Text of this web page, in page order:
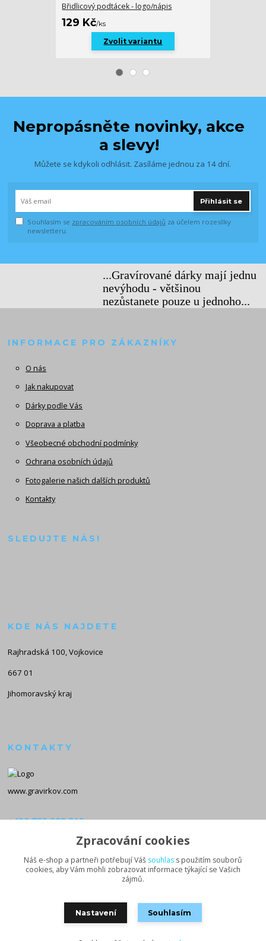
Břidlicový podtácek - logo/nápis
129 Kč/ks
Zvolit variantu
Nepropásněte novinky, akce
a slevy!
Můžete se kdykoli odhlásit. Zasíláme jednou za 14 dní.
Přihlásit se
Souhlasím se zpracováním osobních údajů za účelem rozesílky
newsletteru.
...Gravírované dárky mají jednu
nevýhodu - většinou
nezůstanete pouze u jednoho...
INFORMACE PRO ZÁKAZNÍKY
O nás
Jak nakupovat
Dárky podle Vás
Doprava a platba
Všeobecné obchodní podmínky
Ochrana osobních údajů
Fotogalerie našich dalších produktů
Kontakty
SLEDUJTE NÁS!
KDE NÁS NAJDETE
Rajhradská 100, Vojkovice
667 01
Jihomoravský kraj
KONTAKTY
www.gravirkov.com
+420 735 923 312
info@gravirkov.com
Zpracování cookies
Náš e-shop a partneři potřebují Váš souhlas s použitím souborů
cookies, aby Vám mohli zobrazovat informace týkající se Vašich
zájmů.
Nastavení Souhlasím